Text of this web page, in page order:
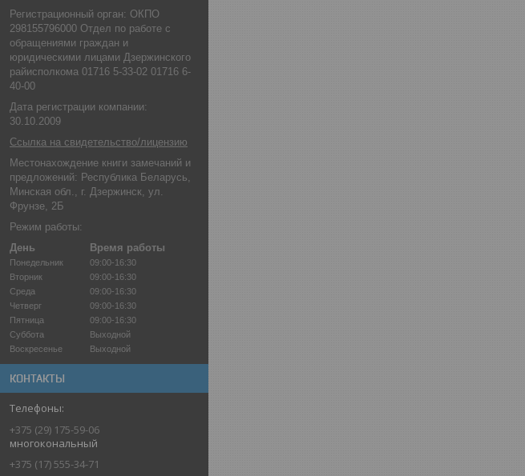
Регистрационный орган: ОКПО
298155796000 Отдел по работе с
обращениями граждан и
юридическими лицами Дзержинского
райисполкома 01716 5-33-02 01716 6-
40-00
Дата регистрации компании:
30.10.2009
Ссылка на свидетельство/лицензию
Местонахождение книги замечаний и
предложений: Республика Беларусь,
Минская обл., г. Дзержинск, ул.
Фрунзе, 2Б
Режим работы:
День
Время работы
Понедельник
09:00-16:30
Вторник
09:00-16:30
Среда
09:00-16:30
Четверг
09:00-16:30
Пятница
09:00-16:30
Суббота
Выходной
Воскресенье
Выходной
КОНТАКТЫ
+375 (29) 175-59-06
многокональный
+375 (17) 555-34-71